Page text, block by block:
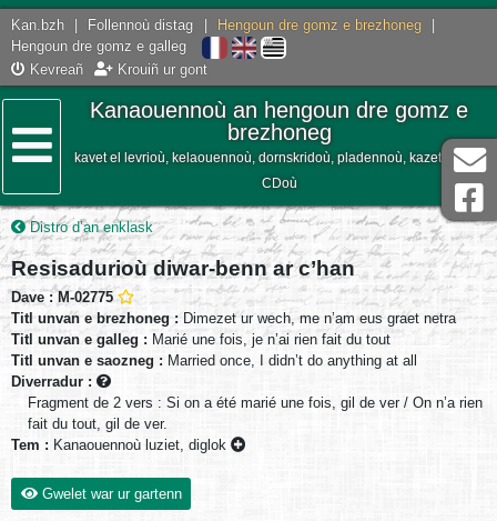
Kan.bzh Follennoù distag Hengoun dre gomz e brezhoneg
Hengoun dre gomz e galleg
Kevreañ
Krouiñ ur gont
Lañser
Kanaouennoù an hengoun dre gomz e
brezhoneg
kavet el levrioù, kelaouennoù, dornskridoù, pladennoù, kazetennoù,
CDoù
Distro d’an enklask
Resisadurioù diwar-benn ar c’han
Dave : M-02775
Titl unvan e brezhoneg : Dimezet ur wech, me n’am eus graet netra
Titl unvan e galleg : Marié une fois, je n’ai rien fait du tout
Titl unvan e saozneg : Married once, I didn’t do anything at all
Diverradur :
Fragment de 2 vers : Si on a été marié une fois, gil de ver / On n’a rien
fait du tout, gil de ver.
Tem : Kanaouennoù luziet, diglok
Gwelet war ur gartenn